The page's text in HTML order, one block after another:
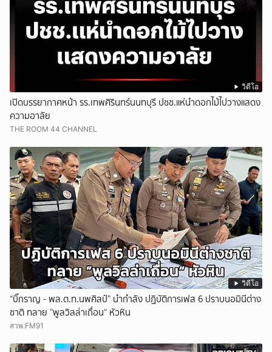
วิดีโอ
เปิดบรรยากาศหน้า รร.เทพศิรินทร์นนทบุรี ปชช.แห่นำดอกไม้ไปวางแสดง
ความอาลัย
THE ROOM 44 CHANNEL
วิดีโอ
“บิ๊กราญ - พล.ต.ท.นพศิลป์” นำกำลัง ปฏิบัติการเฟส 6 ปราบนอมินีต่าง
ชาติ ทลาย ”พูลวิลล่าเถื่อน“ หัวหิน
สวพ.FM91